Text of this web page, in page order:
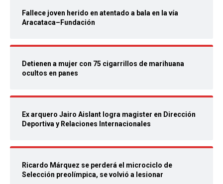
Fallece joven herido en atentado a bala en la vía
Aracataca–Fundación
Detienen a mujer con 75 cigarrillos de marihuana
ocultos en panes
Ex arquero Jairo Aislant logra magister en Dirección
Deportiva y Relaciones Internacionales
Ricardo Márquez se perderá el microciclo de
Selección preolímpica, se volvió a lesionar